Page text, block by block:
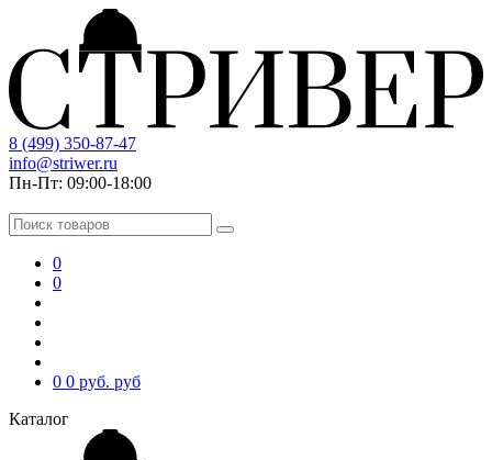
8 (499) 350-87-47
info@striwer.ru
Пн-Пт: 09:00-18:00
0
0
0 0 руб. руб
Каталог